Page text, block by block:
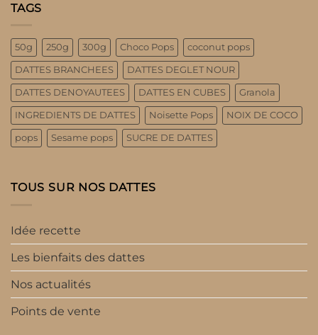
TAGS
50g 250g 300g Choco Pops coconut pops
DATTES BRANCHEES DATTES DEGLET NOUR
DATTES DENOYAUTEES DATTES EN CUBES Granola
INGREDIENTS DE DATTES Noisette Pops NOIX DE COCO
pops Sesame pops SUCRE DE DATTES
TOUS SUR NOS DATTES
Idée recette
Les bienfaits des dattes
Nos actualités
Points de vente